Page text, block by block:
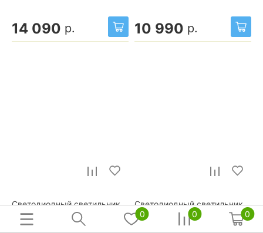
14 090 р. 10 990 р.
Светодиодный светильник
Майя Maytoni (Германия)
Светодиодный светильник
Блеск Freya (Германия)
0 0 0